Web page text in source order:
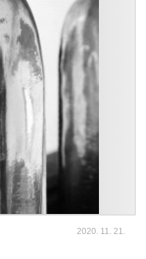
2020. 11. 21.